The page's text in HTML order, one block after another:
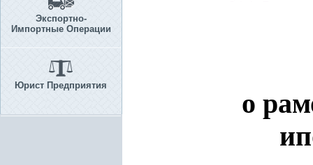
Экспортно-
Импортные Операции
Юрист Предприятия
о